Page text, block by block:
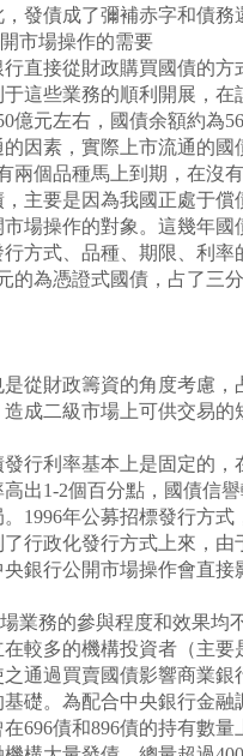
發債成了彌補赤字和債務
市場操作的需要
接從財政購買國債的方
這些業務的順利開展，
億元左右，國債余額約為
因素，實際上市流通的
兩個品種馬上到期，在沒
要是因為我國正處于償
場操作的對象。這幾年
方式、品種、期限、利
的為憑證式國債，占了三
財政籌資的角度考慮，
成二級市場上可供交易的
利率基本上是固定的，
出1-2個百分點，國債信
1996年公募招標發行方
行政化發行方式上來，
銀行公開市場操作會直
務的參與程度和效果均
多的機構投資者（主要
通過買賣國債影響商業
礎。為配合中央銀行金
696債和896債的持有數